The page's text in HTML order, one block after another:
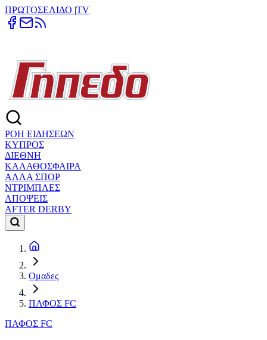
ΠΡΩΤΟΣΕΛΙΔΟ |TV
ΡΟΗ ΕΙΔΗΣΕΩΝ
ΚΥΠΡΟΣ
ΔΙΕΘΝΗ
ΚΑΛΑΘΟΣΦΑΙΡΑ
ΑΛΛΑ ΣΠΟΡ
ΝΤΡΙΜΠΛΕΣ
ΑΠΟΨΕΙΣ
AFTER DERBY
Ομαδες
ΠΑΦΟΣ FC
ΠΑΦΟΣ FC